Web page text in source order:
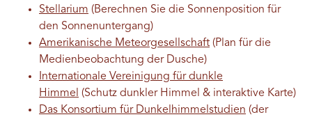
Stellarium (Berechnen Sie die Sonnenposition für
den Sonnenuntergang)
Amerikanische Meteorgesellschaft (Plan für die
Medienbeobachtung der Dusche)
Internationale Vereinigung für dunkle
Himmel (Schutz dunkler Himmel & interaktive Karte)
Das Konsortium für Dunkelhimmelstudien (der